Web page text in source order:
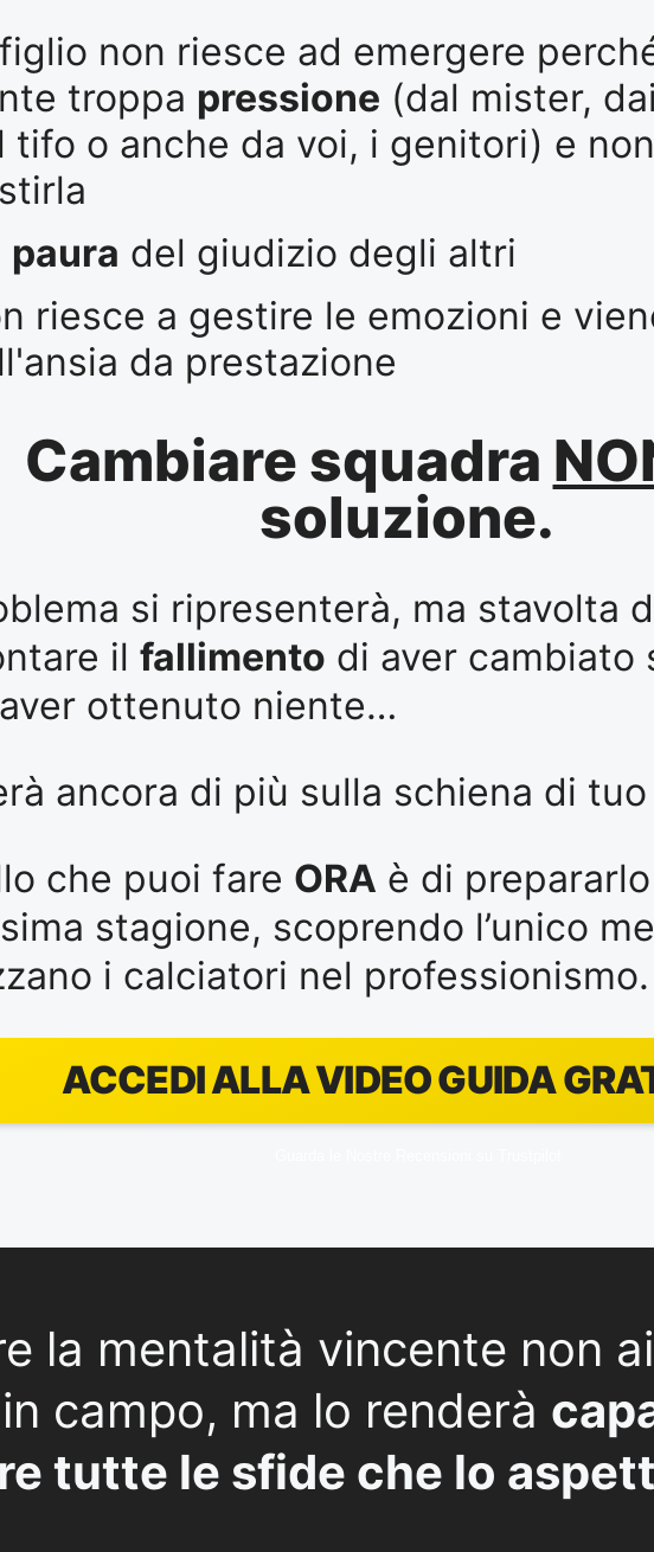
non riesce ad emergere
troppa pressione (dal mister,
tifo o anche da voi, i genitori) e
paura del giudizio degli altri
riesce a gestire le emozioni e
da prestazione
Cambiare squadra
soluzione.
si ripresenterà, ma stavolta
il fallimento di aver cambiato
ottenuto niente…
ancora di più sulla schiena di
che puoi fare ORA è di
stagione, scoprendo l’unico
i calciatori nel professionismo.
ACCEDI ALLA VIDEO GUIDA
la mentalità vincente non
campo, ma lo renderà
tutte le sfide che lo